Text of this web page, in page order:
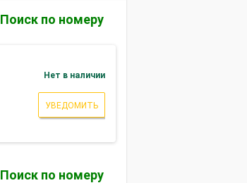
Поиск по номеру
Нет в наличии
УВЕДОМИТЬ
Поиск по номеру